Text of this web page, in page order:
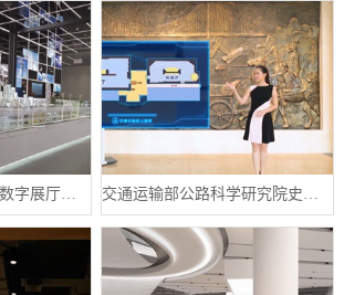
国网江苏电力体验馆数字展厅案例